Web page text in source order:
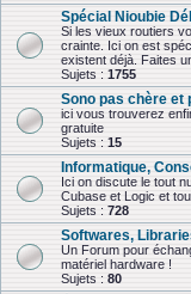
Spécial Nioubie
Si les vieux routiers
crainte. Ici on est
existent déjà. Faites
Sujets : 1755
Sono pas chère et
ici vous trouverez
gratuite
Sujets : 15
Informatique,
Ici on discute le tout
Cubase et Logic et
Sujets : 728
Softwares,
Un Forum pour
matériel hardware !
Sujets : 80